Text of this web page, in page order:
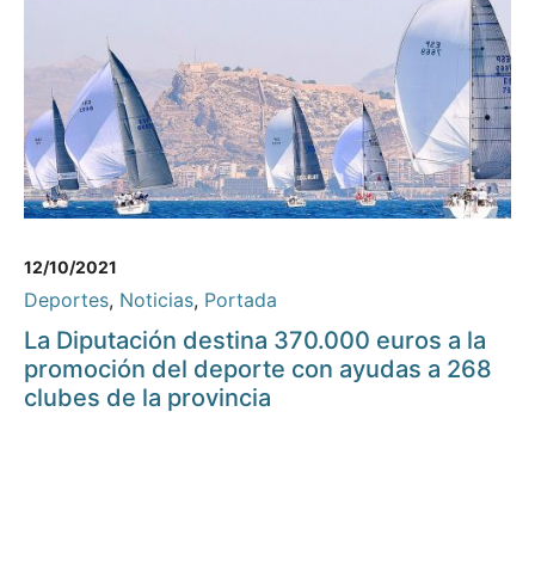
12/10/2021
Deportes, Noticias, Portada
La Diputación destina 370.000 euros a la
promoción del deporte con ayudas a 268
clubes de la provincia